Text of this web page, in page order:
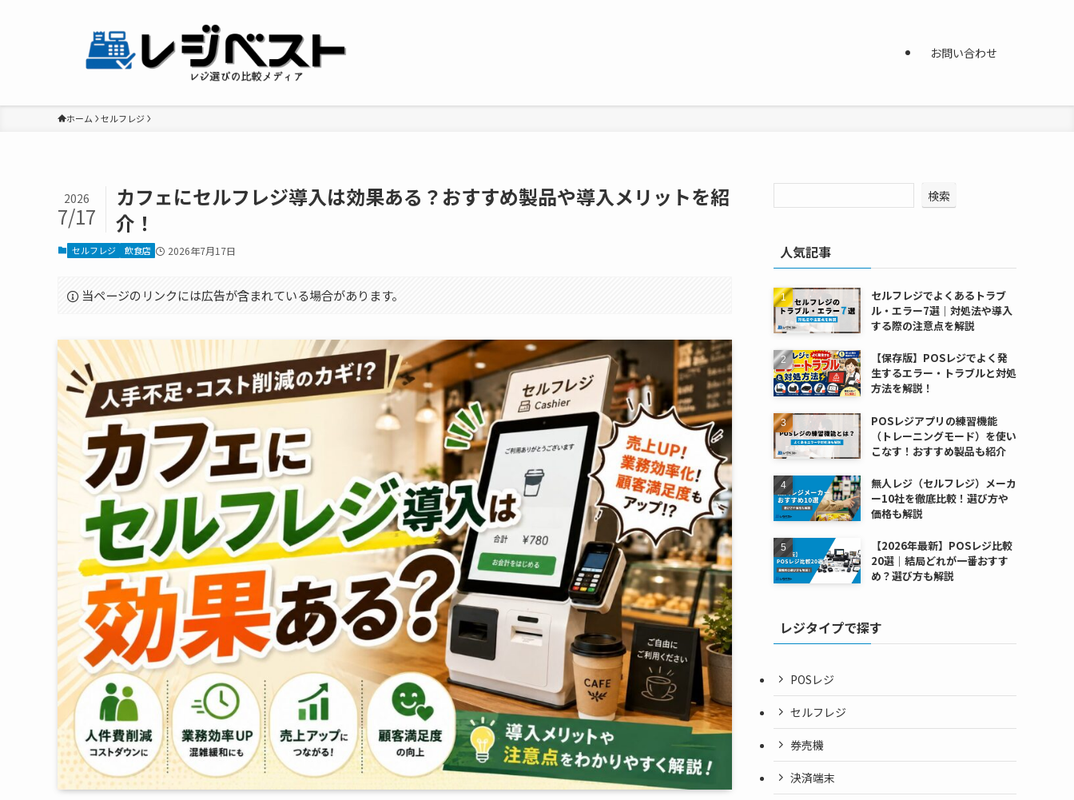
お問い合わせ
ホーム セルフレジ
カフェにセルフレジ導入は効果ある？おすすめ製品や導入メリットを紹
介！
2026
7/17
セルフレジ 飲食店 2026年7月17日
当ページのリンクには広告が含まれている場合があります。
検索
人気記事
セルフレジでよくあるトラブ
ル・エラー7選｜対処法や導入
する際の注意点を解説
【保存版】POSレジでよく発
生するエラー・トラブルと対処
方法を解説！
POSレジアプリの練習機能
（トレーニングモード）を使い
こなす！おすすめ製品も紹介
無人レジ（セルフレジ）メーカ
ー10社を徹底比較！選び方や
価格も解説
【2026年最新】POSレジ比較
20選｜結局どれが一番おすす
め？選び方も解説
レジタイプで探す
POSレジ
セルフレジ
券売機
決済端末